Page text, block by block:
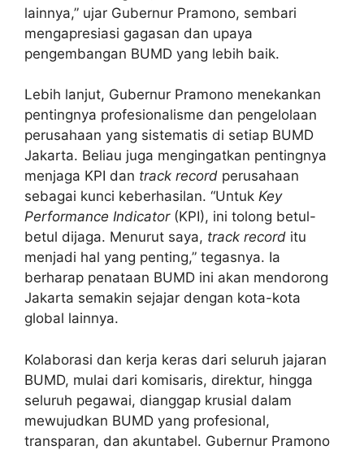
lainnya,” ujar Gubernur Pramono, sembari
mengapresiasi gagasan dan upaya
pengembangan BUMD yang lebih baik.
Lebih lanjut, Gubernur Pramono menekankan
pentingnya profesionalisme dan pengelolaan
perusahaan yang sistematis di setiap BUMD
Jakarta. Beliau juga mengingatkan pentingnya
menjaga KPI dan track record perusahaan
sebagai kunci keberhasilan. “Untuk Key
Performance Indicator(KPI), ini tolong betul-
betul dijaga. Menurut saya, track record itu
menjadi hal yang penting,” tegasnya. Ia
berharap penataan BUMD ini akan mendorong
Jakarta semakin sejajar dengan kota-kota
global lainnya.
Kolaborasi dan kerja keras dari seluruh jajaran
BUMD, mulai dari komisaris, direktur, hingga
seluruh pegawai, dianggap krusial dalam
mewujudkan BUMD yang profesional,
transparan, dan akuntabel. Gubernur Pramono